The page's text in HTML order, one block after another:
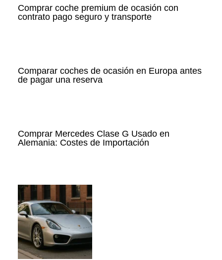
Comprar coche premium de ocasión con
contrato pago seguro y transporte
Comparar coches de ocasión en Europa antes
de pagar una reserva
Comprar Mercedes Clase G Usado en
Alemania: Costes de Importación